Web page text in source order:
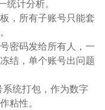
计分析。
，所有子账号只能套
密码发给所有人，一
结，单个账号出问题
统打包，作为数字
粘性。